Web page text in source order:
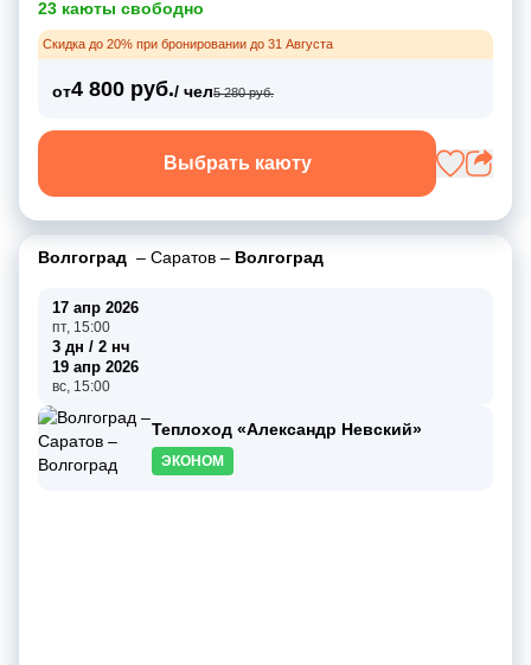
23 каюты свободно
Скидка до 20% при бронировании до 31 Августа
от4 800 руб./ чел5 280 руб.
Выбрать каюту
Волгоград – Саратов – Волгоград
17 апр 2026
пт, 15:00
3 дн / 2 нч
19 апр 2026
вс, 15:00
Теплоход «Александр Невский»
ЭКОНОМ